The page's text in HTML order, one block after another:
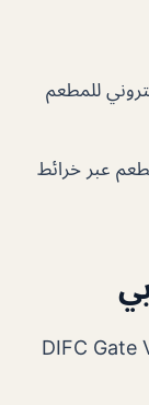
للمطعم
عبر خرائط
DIFC Gate